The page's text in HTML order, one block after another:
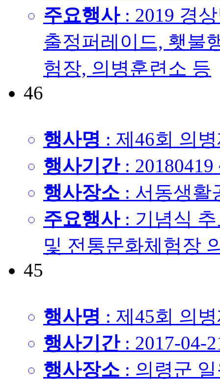
주요행사: 2019 경
출정퍼레이드, 횃불
험장, 의병훈련소 등
46
행사명 : 제46회 의
행사기간: 20180419
행사장소 : 서동생활
주요행사: 기념식 추
및 전통문화체험장
45
행사명 : 제45회 의
행사기간: 2017-04-
행사장소 : 의령군